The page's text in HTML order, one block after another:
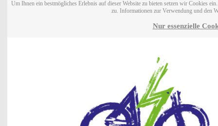
Um Ihnen ein bestmögliches Erlebnis auf dieser Website zu bieten setzen wir Cookies
zu. Informationen zur Verwendung und den
Nur essenzielle